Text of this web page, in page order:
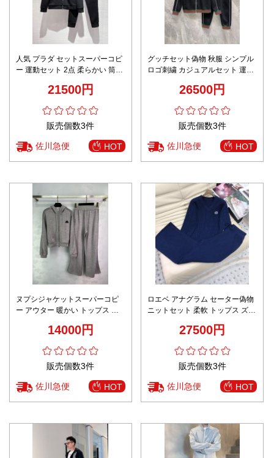
人気 プラダ セットスーパーコピ
ー 運動セット 2点 柔らかい 筒形
21500円
販売個数3件
佐川急便 HOT
グッチセット偽物 秋服 シンプル
ロゴ刺繍 カジュアルセット 運動
26500円
販売個数3件
佐川急便 HOT
ヌプシジャケットスーパーコピ
ー アウター 暖かい トップス フ
14000円
販売個数3件
佐川急便 HOT
ロエベ アナグラム セーター偽物
ニットセット 柔軟 トップス ズボ
27500円
販売個数3件
佐川急便 HOT